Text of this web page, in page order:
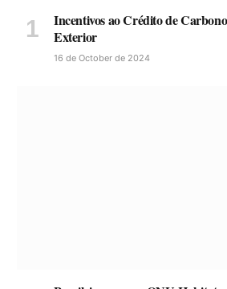
Incentivos ao Crédito de
Exterior
16 de October de 2024